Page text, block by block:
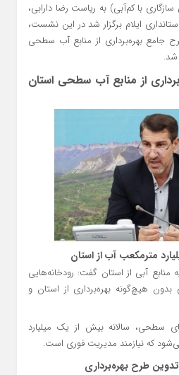
سازگاری با کم‌آبی) به ریاست رضا دارابی،
ایلام برگزار شد در این نشست،
جامع بهره‌برداری از منابع آب سطحی
شد.
از منابع آب سطحی استان
مترمکعب آب از استان
منابع آبی از استان گفت: رودخانه‌هایی
هیچ‌گونه بهره‌برداری از استان و
سطحی، سالانه بیش از یک میلیارد
که نیازمند مدیریت فوری است.
طرح بهره‌برداری